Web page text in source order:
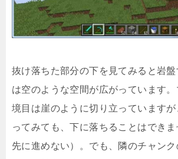
抜け落ちた部分の下を見てみると岩
は空のような空間が広がっています
境目は崖のように切り立っています
ってみても、下に落ちることはでき
先に進めない）。でも、隣のチャン